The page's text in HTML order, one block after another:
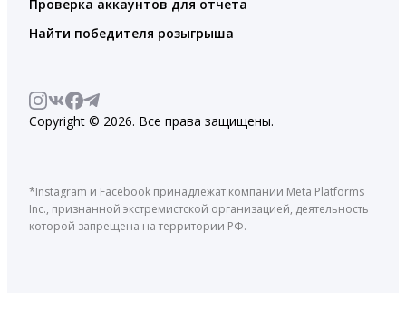
Проверка аккаунтов для отчета
Найти победителя розыгрыша
Copyright © 2026. Все права защищены.
*Instagram и Facebook принадлежат компании Meta Platforms
Inc., признанной экстремистской организацией, деятельность
которой запрещена на территории РФ.